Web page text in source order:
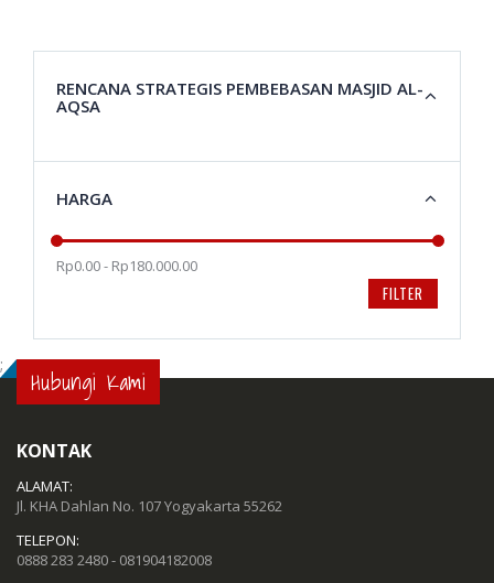
RENCANA STRATEGIS PEMBEBASAN MASJID AL-
AQSA
HARGA
Rp0.00 - Rp180.000.00
FILTER
; Hubungi Kami
KONTAK
ALAMAT:
Jl. KHA Dahlan No. 107 Yogyakarta 55262
TELEPON:
0888 283 2480 - 081904182008